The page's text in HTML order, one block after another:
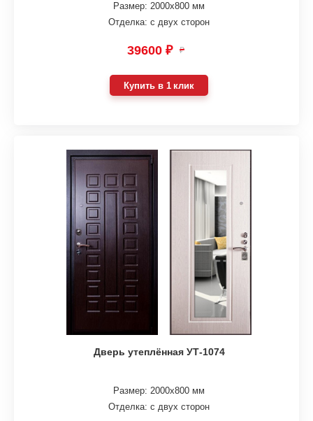
Размер: 2000х800 мм
Отделка: с двух сторон
39600 ₽ ₽
Купить в 1 клик
Дверь утеплённая УТ-1074
Размер: 2000х800 мм
Отделка: с двух сторон